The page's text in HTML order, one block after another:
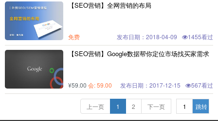
【SEO营销】全网营销的布局
免费 发布日期：2018-04-09 1455看过
【SEO营销】Google数据帮你定位市场找买家需求
¥59.00 会: 59.00 发布日期：2017-12-15 567看过
上一页 1 2 下一页